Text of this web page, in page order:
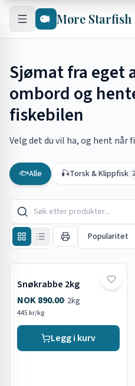
Hopp til hovedinnhold
Møre Starfish
Sjømat fra eget
ombord og
fiskebilen
Velg det du vil ha, og hent når
🐟Alle 🎣Torsk & Klippfisk
Snøkrabbe 2kg
NOK 890.00· 2kg
445 kr/kg
Legg i kurv